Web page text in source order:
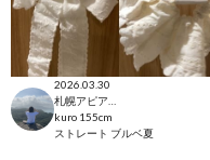
2026.03.30
kuro 155cm
ストレート ブルベ夏